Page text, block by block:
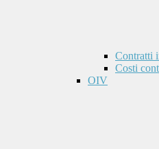
Contratti
Costi
OIV